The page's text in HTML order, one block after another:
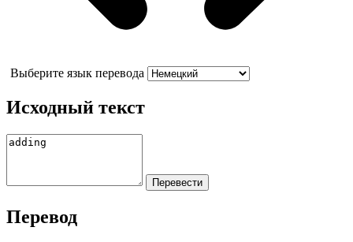
Выберите язык перевода
Исходный текст
Перевод